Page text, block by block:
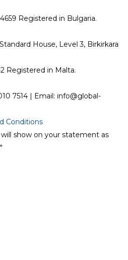
Registered in Bulgaria.
House, Level 3, Birkirkara
Registered in Malta.
7514 | Email: info@global-
Conditions
show on your statement as